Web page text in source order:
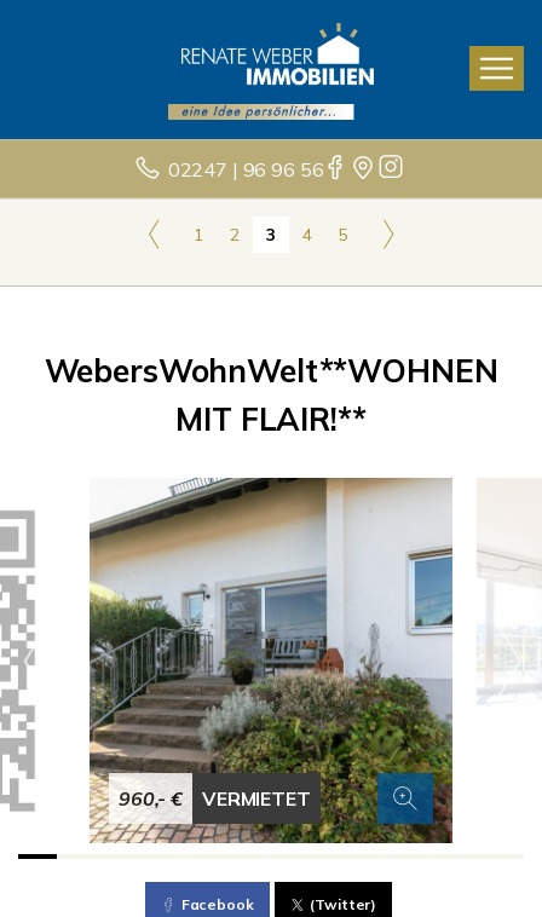
02247 | 96 96 56
1 2 3 4 5
WebersWohnWelt**WOHNEN
MIT FLAIR!**
960,- € VERMIETET
Facebook (Twitter)